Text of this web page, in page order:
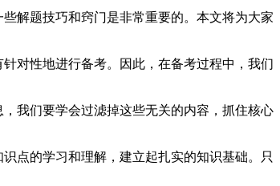
解题技巧和窍门是非常重要的。本文将为大家
对性地进行备考。因此，在备考过程中，我们
我们要学会过滤掉这些无关的内容，抓住核心
点的学习和理解，建立起扎实的知识基础。只